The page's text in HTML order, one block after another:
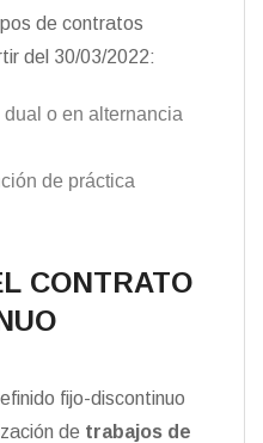
de contratos
del 30/03/2022:
o en alternancia
de práctica
CONTRATO
fijo-discontinuo
de trabajos de